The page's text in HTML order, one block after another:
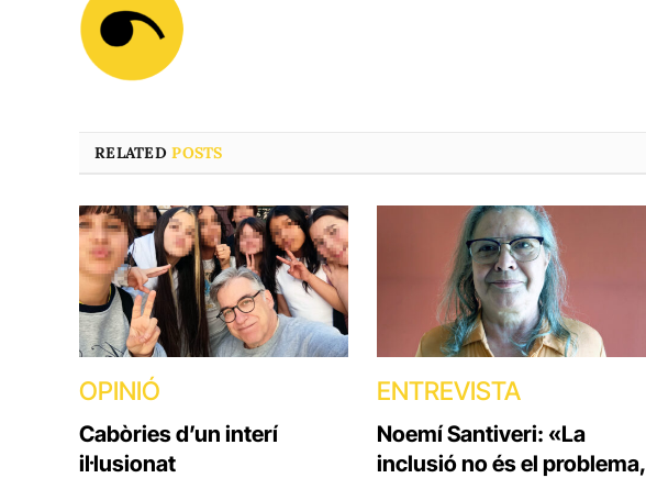
RELATEDPOSTS
OPINIÓ
Cabòries d’un interí
il·lusionat
ENTREVISTA
Noemí Santiveri: «La
inclusió no és el problema,